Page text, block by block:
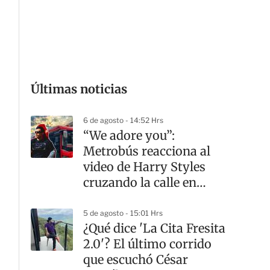
Últimas noticias
6 de agosto - 14:52 Hrs
“We adore you”:
Metrobús reacciona al
video de Harry Styles
cruzando la calle en
5 de agosto - 15:01 Hrs
¿Qué dice 'La Cita Fresita
2.0'? El último corrido
que escuchó César